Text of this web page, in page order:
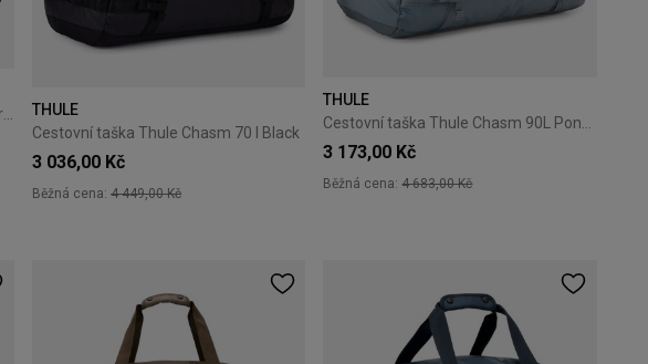
THULE
Cestovní taška Thule Chasm 70 l Black
3 036,00 Kč
Běžná cena: 4 449,00 Kč
THULE
3 173,00 Kč
Běžná cena:4 683,00 Kč